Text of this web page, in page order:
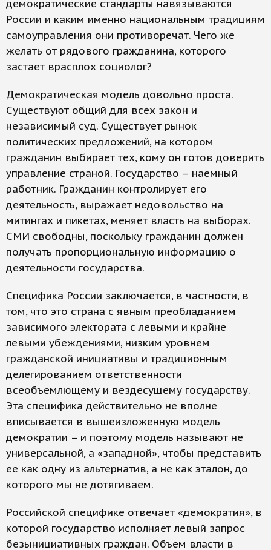
демократические стандарты навязываются
России и каким именно национальным традициям
самоуправления они противоречат. Чего же
желать от рядового гражданина, которого
застает врасплох социолог?
Демократическая модель довольно проста.
Существуют общий для всех закон и
независимый суд. Существует рынок
политических предложений, на котором
гражданин выбирает тех, кому он готов доверить
управление страной. Государство – наемный
работник. Гражданин контролирует его
деятельность, выражает недовольство на
митингах и пикетах, меняет власть на выборах.
СМИ свободны, поскольку гражданин должен
получать пропорциональную информацию о
деятельности государства.
Специфика России заключается, в частности, в
том, что это страна с явным преобладанием
зависимого электората с левыми и крайне
левыми убеждениями, низким уровнем
гражданской инициативы и традиционным
делегированием ответственности
всеобъемлющему и вездесущему государству.
Эта специфика действительно не вполне
вписывается в вышеизложенную модель
демократии – и поэтому модель называют не
универсальной, а «западной», чтобы представить
ее как одну из альтернатив, а не как эталон, до
которого мы не дотягиваем.
Российской специфике отвечает «демократия», в
которой государство исполняет левый запрос
безынициативных граждан. Объем власти в